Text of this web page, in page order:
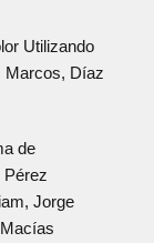
Utilizando
Marcos, Díaz
de
Pérez
Jorge